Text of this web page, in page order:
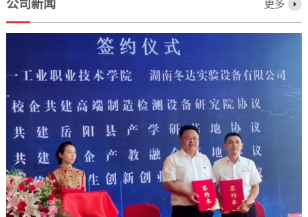
公司新闻 更多